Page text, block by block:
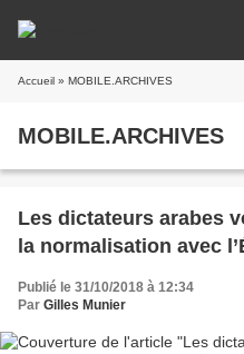
Accueil » MOBILE.ARCHIVES
MOBILE.ARCHIVES
Les dictateurs arabes
la normalisation avec
Publié le 31/10/2018 à 12:34
Par Gilles Munier